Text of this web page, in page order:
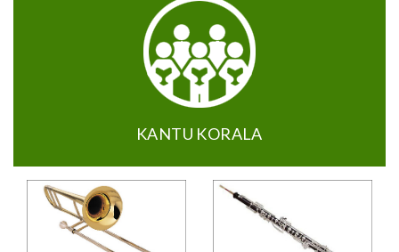
KANTU KORALA